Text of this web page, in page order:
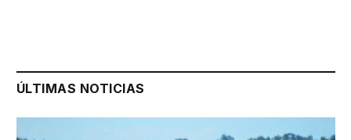
ÚLTIMAS NOTICIAS